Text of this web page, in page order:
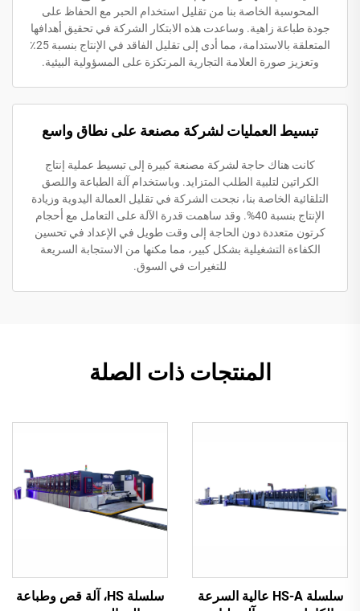
المحوسبة الخاصة بنا من تقليل استخدام الحبر مع الحفاظ على
جودة طباعة زاهية. وساعدت هذه الابتكار الشركة في تحقيق أهدافها
المتعلقة بالاستدامة، مما أدى إلى تقليل الفاقد في الإنتاج بنسبة 25٪
وتعزيز صورة العلامة التجارية المرتكزة على المسؤولية البيئية.
تبسيط العمليات لشركة مصنعة على نطاق واسع
كانت هناك حاجة لشركة مصنعة كبيرة إلى تبسيط عملية إنتاج
الكراتين لتلبية الطلب المتزايد. وباستخدام آلة الطباعة واللصق
التلقائية الخاصة بنا، نجحت الشركة في تقليل العمالة اليدوية وزيادة
الإنتاج بنسبة 40%. وقد ساهمت قدرة الآلة على التعامل مع أحجام
كرتون متعددة دون الحاجة إلى وقت طويل في الإعداد في تحسين
الكفاءة التشغيلية بشكل كبير، مما مكنها من الاستجابة السريعة
للتغيرات في السوق.
المنتجات ذات الصلة
سلسلة HS-A عالية السرعة
سلسلة HS، آلة قص وطباعة